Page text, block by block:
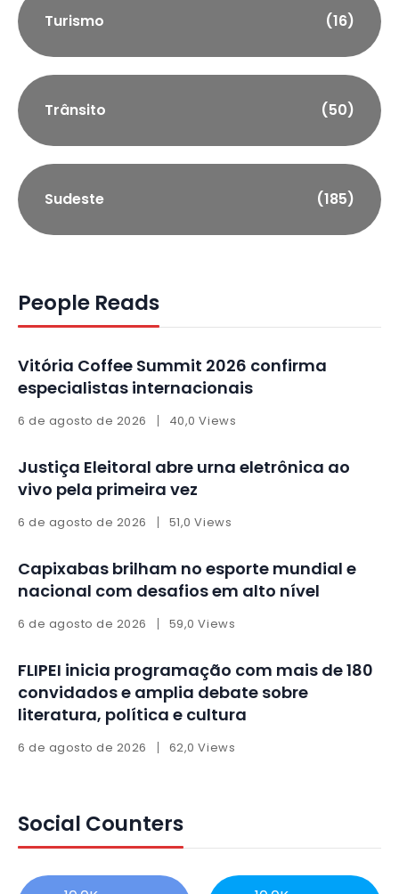
Turismo (16)
Trânsito (50)
Sudeste (185)
People Reads
Vitória Coffee Summit 2026 confirma
especialistas internacionais
6 de agosto de 2026 40,0 Views
Justiça Eleitoral abre urna eletrônica ao
vivo pela primeira vez
6 de agosto de 2026 51,0 Views
Capixabas brilham no esporte mundial e
nacional com desafios em alto nível
6 de agosto de 2026 59,0 Views
FLIPEI inicia programação com mais de 180
convidados e amplia debate sobre
literatura, política e cultura
6 de agosto de 2026 62,0 Views
Social Counters